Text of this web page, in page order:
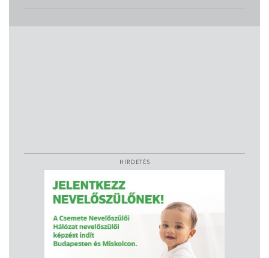
HIRDETÉS